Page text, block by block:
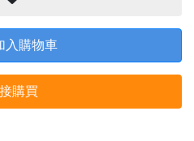
入購物車
購買